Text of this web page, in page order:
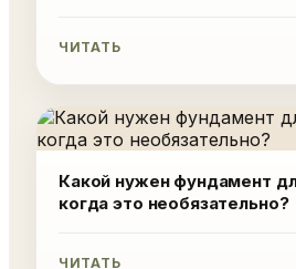
ЧИТАТЬ
Какой нужен фундамент
когда это необязательно?
ЧИТАТЬ